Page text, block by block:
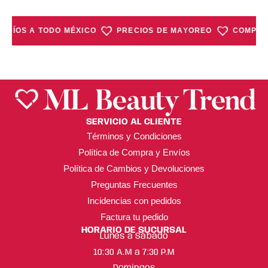
A TODO MÉXICO PRECIOS DE MAYOREO
SERVICIO AL CLIENTE
Términos y Condiciones
Política de Compra y Envíos
Política de Cambios y Devoluciones
Preguntas Frecuentes
Incidencias con pedidos
Factura tu pedido
HORARIO DE SUCURSAL
Lunes a Sábado
10:30 A.M a 7:30 P.M